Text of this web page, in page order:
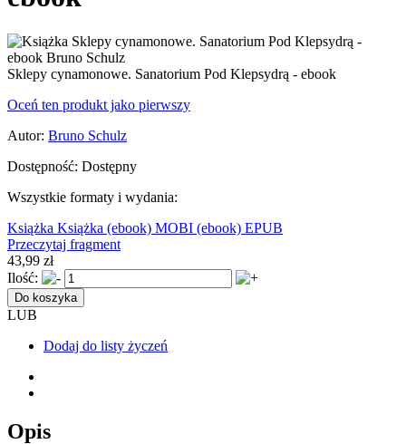
Sklepy cynamonowe. Sanatorium Pod Klepsydrą - ebook
Oceń ten produkt jako pierwszy
Autor: Bruno Schulz
Dostępność: Dostępny
Wszystkie formaty i wydania:
Książka Książka (ebook) MOBI (ebook) EPUB
Przeczytaj fragment
43,99 zł
Ilość:
Do koszyka
LUB
Dodaj do listy życzeń
Opis